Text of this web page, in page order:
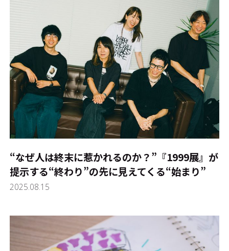
“なぜ人は終末に惹かれるのか？”――『1999展』が
提示する“終わり”の先に見えてくる“始まり”
2025.08.15